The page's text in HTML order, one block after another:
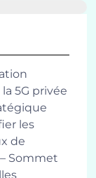
la5G privée
les
de
– Sommet